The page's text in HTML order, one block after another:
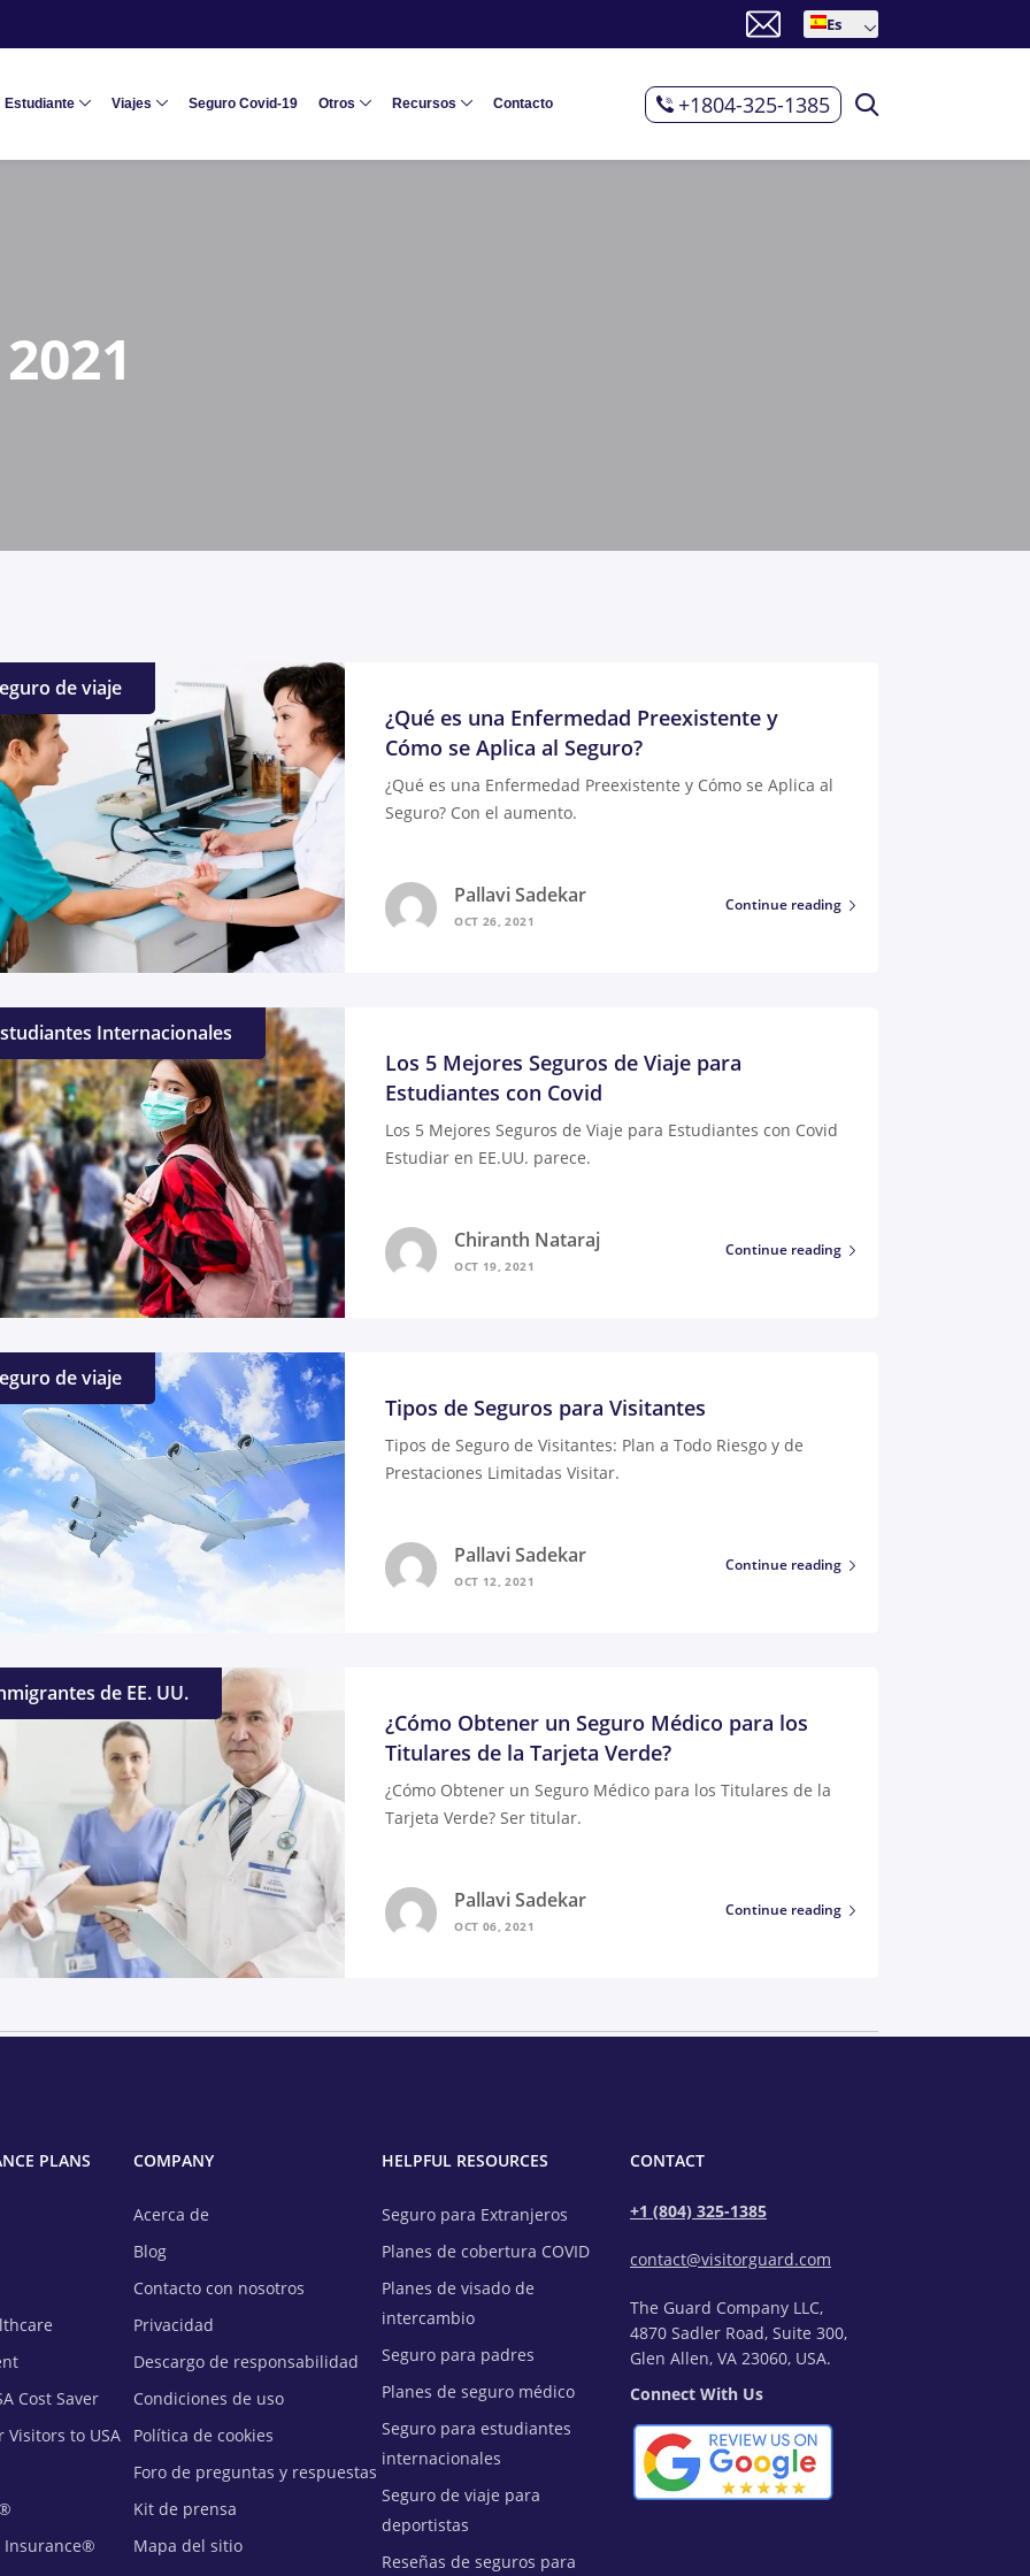
Es
Estudiante Viajes Seguro Covid-19 Otros Recursos Contacto +1804-325-1385
de viaje
¿Qué es una Enfermedad Preexistente y
Cómo se Aplica al Seguro?
¿Qué es una Enfermedad Preexistente y Cómo se Aplica al
Seguro? Con el aumento.
Pallavi Sadekar
OCT 26, 2021
Continue reading
Internacionales
Los 5 Mejores Seguros de Viaje para
Estudiantes con Covid
Los 5 Mejores Seguros de Viaje para Estudiantes con Covid
Estudiar en EE.UU. parece.
Chiranth Nataraj
OCT 19, 2021
Continue reading
de viaje
Tipos de Seguros para Visitantes
Tipos de Seguro de Visitantes: Plan a Todo Riesgo y de
Prestaciones Limitadas Visitar.
Pallavi Sadekar
OCT 12, 2021
Continue reading
de EE. UU.
¿Cómo Obtener un Seguro Médico para los
Titulares de la Tarjeta Verde?
¿Cómo Obtener un Seguro Médico para los Titulares de la
Tarjeta Verde? Ser titular.
Pallavi Sadekar
OCT 06, 2021
Continue reading
PLANS
Cost Saver
Visitors to USA
Insurance®
COMPANY
Acerca de
Blog
Contacto con nosotros
Privacidad
Descargo de responsabilidad
Condiciones de uso
Política de cookies
Foro de preguntas y respuestas
Kit de prensa
Mapa del sitio
HELPFUL RESOURCES
Seguro para Extranjeros
Planes de cobertura COVID
Planes de visado de
intercambio
Seguro para padres
Planes de seguro médico
Seguro para estudiantes
internacionales
Seguro de viaje para
deportistas
Reseñas de seguros para
CONTACT
+1 (804) 325-1385
contact@visitorguard.com
The Guard Company LLC,
4870 Sadler Road, Suite 300,
Glen Allen, VA 23060, USA.
Connect With Us